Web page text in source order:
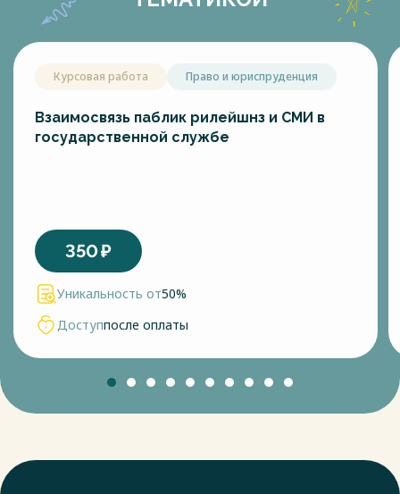
Курсовая работа Право и юриспруденция
Взаимосвязь паблик рилейшнз и СМИ в
государственной службе
350₽
Уникальность от50%
Доступпосле оплаты